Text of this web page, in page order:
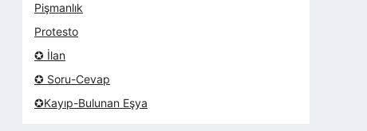
Pişmanlık
Protesto
✪ İlan
✪ Soru-Cevap
✪Kayıp-Bulunan Eşya